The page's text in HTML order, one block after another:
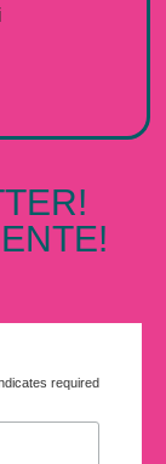
required